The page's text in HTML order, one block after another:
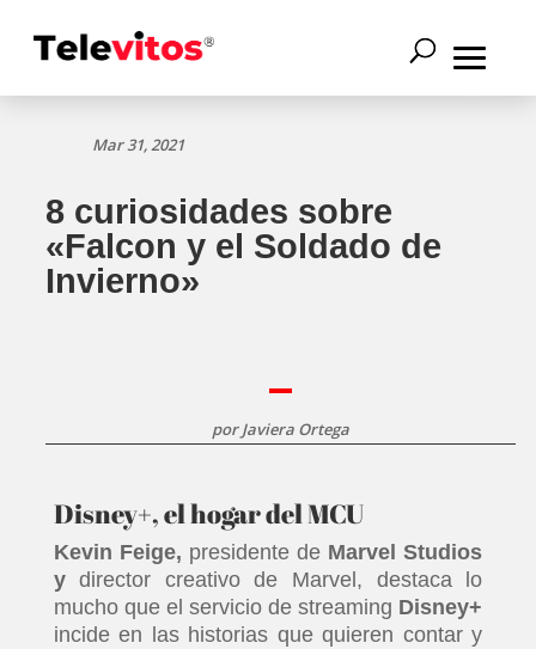
Mar 31, 2021
8 curiosidades sobre
«Falcon y el Soldado de
Invierno»
porJaviera Ortega
Disney+, el hogar del MCU
Kevin Feige, presidente de Marvel Studios
ydirector creativo de Marvel, destaca lo
mucho que el servicio de streaming Disney+
incide en las historias que quieren contar y